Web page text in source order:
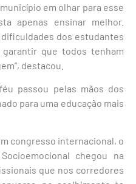
em olhar para esse
apenas ensinar melhor.
dos estudantes
que todos tenham
destacou.
passou pelas mãos dos
para uma educação mais
congresso internacional, o
chegou na
que nos corredores